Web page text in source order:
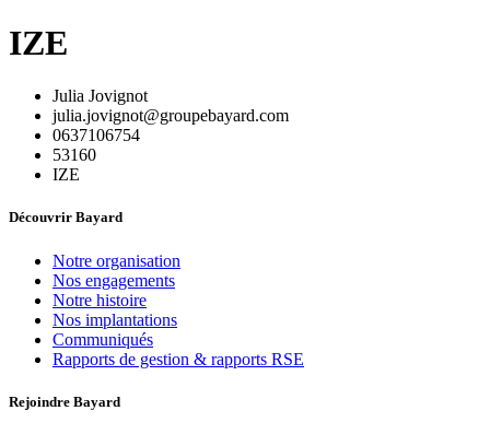
IZE
Julia Jovignot
julia.jovignot@groupebayard.com
0637106754
53160
IZE
Découvrir Bayard
Notre organisation
Nos engagements
Notre histoire
Nos implantations
Communiqués
Rapports de gestion & rapports RSE
Rejoindre Bayard